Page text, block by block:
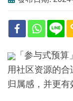
「参与式预
用社区资源的
归属感，并更有